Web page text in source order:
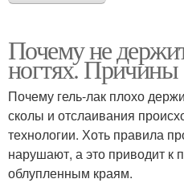
Почему не
ногтях. Причины
Почему гель-лак плохо
сколы и отслаивания
технологии. Хоть правила
нарушают, а это приводит к
облупленным краям.